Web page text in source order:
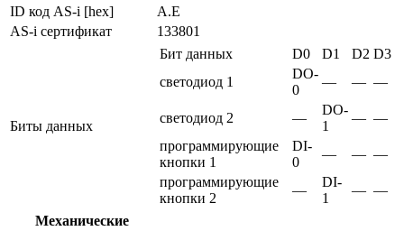
ID код AS-i [hex]
A.E
AS-i сертификат
133801
Биты данных
Бит данных D0 D1 D2 D3
светодиод 1
DO-
0
— — —
светодиод 2 —
DO-
1
— —
программирующие
кнопки 1
DI-
0
— — —
программирующие
кнопки 2
—
DI-
1
— —
Механические